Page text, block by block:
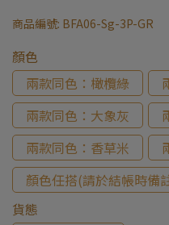
商品編號: BFA06-Sg-3P-GR
顏色
兩款同色：橄欖綠
兩款同色：大象灰
兩款同色：香草米
顏色任搭(請於結帳時備
貨態